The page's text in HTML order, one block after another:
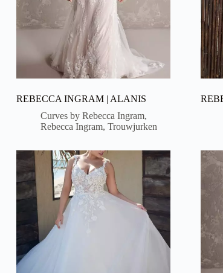
REBECCA INGRAM | ALANIS
Curves by Rebecca Ingram,
Rebecca Ingram, Trouwjurken